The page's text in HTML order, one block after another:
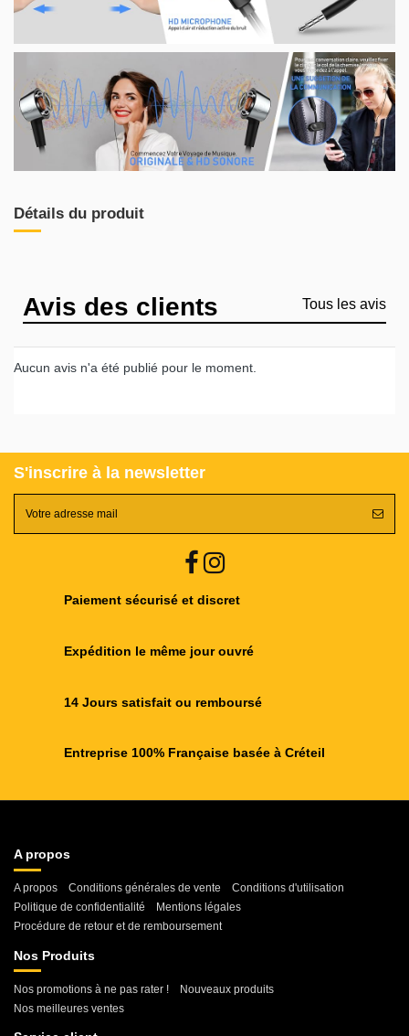
Détails du produit
Avis des clients Tous les avis
Aucun avis n'a été publié pour le moment.
S'inscrire à la newsletter
Paiement sécurisé et discret
Expédition le même jour ouvré
14 Jours satisfait ou remboursé
Entreprise 100% Française basée à Créteil
A propos
A propos Conditions générales de vente
Conditions d'utilisation
Politique de confidentialité
Mentions légales
Procédure de retour et de remboursement
Nos Produits
Nos promotions à ne pas rater !
Nouveaux produits
Nos meilleures ventes